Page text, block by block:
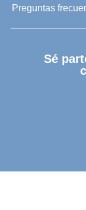
Preguntas
Sé